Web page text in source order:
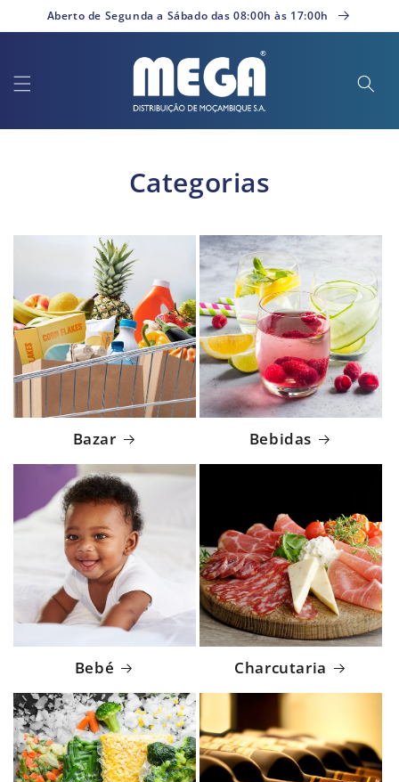
para o
conteúdo
Aberto de Segunda a Sábado das 08:00h às 17:00h
Categorias
Bazar Bebidas
Bebé Charcutaria